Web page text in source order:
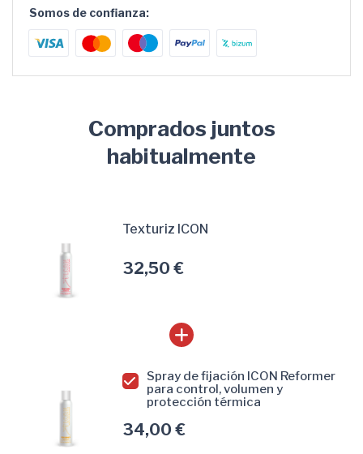
Somos de confianza:
Comprados juntos
habitualmente
Texturiz ICON
32,50 €
Spray de fijación ICON Reformer
para control, volumen y
protección térmica
34,00 €